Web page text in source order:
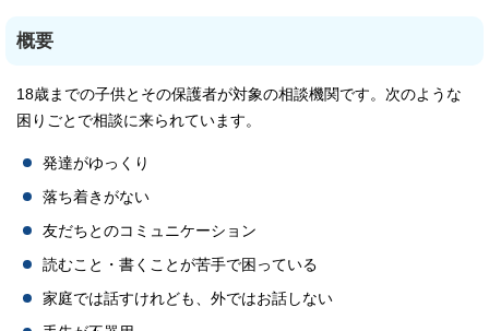
概要
18歳までの子供とその保護者が対象の相談機関です。次のような
困りごとで相談に来られています。
発達がゆっくり
落ち着きがない
友だちとのコミュニケーション
読むこと・書くことが苦手で困っている
家庭では話すけれども、外ではお話しない